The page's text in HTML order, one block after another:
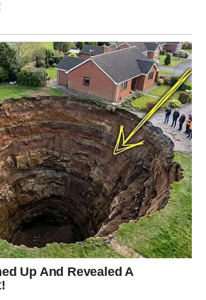
očekuje vas iskren razgovor koji
donosi mnogo pozitivne energije.
ili zanimljivo poznanstvo
novim mogućnostima.
očekuju vas vedri trenuci. Slobodni
šanse da upoznaju osobu koja deli